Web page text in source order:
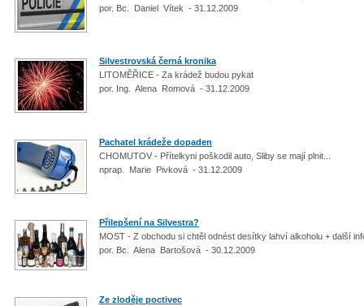
por. Bc. Daniel Vítek - 31.12.2009
Silvestrovská černá kronika
LITOMĚŘICE - Za krádež budou pykat
por. Ing. Alena Romová - 31.12.2009
Pachatel krádeže dopaden
CHOMUTOV - Přítelkyni poškodil auto, Sliby se mají plnit...
nprap. Marie Pivková - 31.12.2009
Přilepšení na Silvestra?
MOST - Z obchodu si chtěl odnést desítky lahví alkoholu + další
por. Bc. Alena Bartošová - 30.12.2009
Ze zloděje poctivec